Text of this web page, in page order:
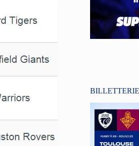
BILLETTERIE